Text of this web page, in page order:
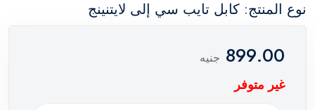
نوع المنتج: كابل تايب سي إلى لايتنينج
899.00 جنيه
غير متوفر